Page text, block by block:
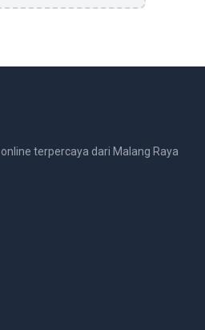
terpercaya dari Malang Raya